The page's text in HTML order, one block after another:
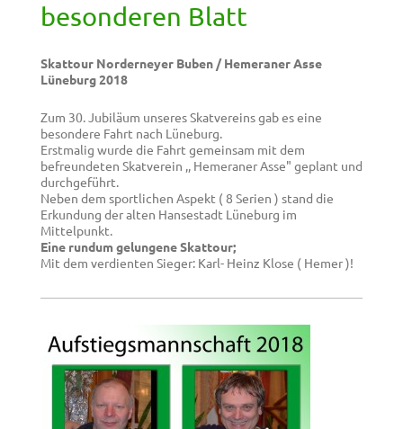
besonderen Blatt
Skattour Norderneyer Buben / Hemeraner Asse
Lüneburg 2018
Zum 30. Jubiläum unseres Skatvereins gab es eine
besondere Fahrt nach Lüneburg.
Erstmalig wurde die Fahrt gemeinsam mit dem
befreundeten Skatverein ,, Hemeraner Asse" geplant und
durchgeführt.
Neben dem sportlichen Aspekt ( 8 Serien ) stand die
Erkundung der alten Hansestadt Lüneburg im
Mittelpunkt.
Eine rundum gelungene Skattour;
Mit dem verdienten Sieger: Karl- Heinz Klose ( Hemer )!